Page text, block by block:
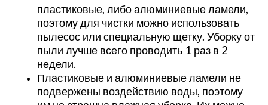
пластиковые, либо алюминиевые ламели,
поэтому для чистки можно использовать
пылесос или специальную щетку. Уборку от
пыли лучше всего проводить 1 раз в 2
недели.
Пластиковые и алюминиевые ламели не
подвержены воздействию воды, поэтому